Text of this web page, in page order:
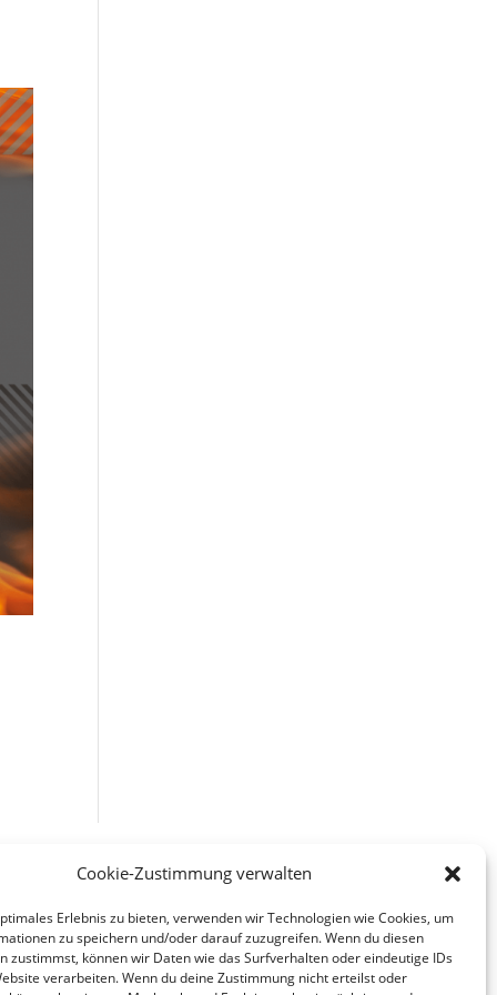
Cookie-Zustimmung verwalten
Erlebnis zu bieten, verwenden wir Technologien wie Cookies, um
zu speichern und/oder darauf zuzugreifen. Wenn du diesen
zustimmst, können wir Daten wie das Surfverhalten oder eindeutige IDs
verarbeiten. Wenn du deine Zustimmung nicht erteilst oder
Impressum
Datenschutz